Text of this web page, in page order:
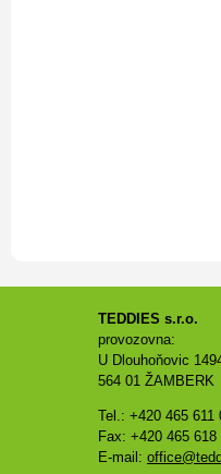
TEDDIES s.r.o.
provozovna:
U Dlouhoňovic
564 01 ŽAMBERK
Tel.: +420 465 611
Fax: +420 465 618
E-mail: